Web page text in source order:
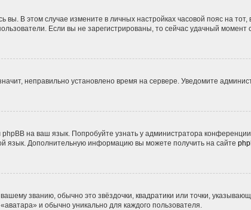
В этом случае измените в личных настройках часовой пояс на
Если вы не зарегистрированы, то сейчас удачный момент
неправильно установлено время на сервере. Уведомите
на ваш язык. Попробуйте узнать у администратора
язык. Дополнительную информацию вы можете получить на сайте
званию, обычно это звёздочки, квадратики или точки,
и обычно уникально для каждого пользователя.